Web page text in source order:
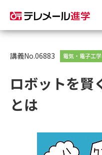
資料請
大学・短大の資料種類か
総合型選抜・学校推薦型選抜 募
集要項＆願書
講義No.06883 電気・電子工学
ロボットを賢
とは